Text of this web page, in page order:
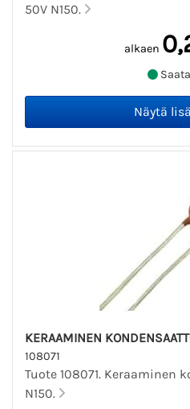
50V N150.
alkaen
KERAAMINEN
108071
Tuote 108071. Keraaminen
N150.